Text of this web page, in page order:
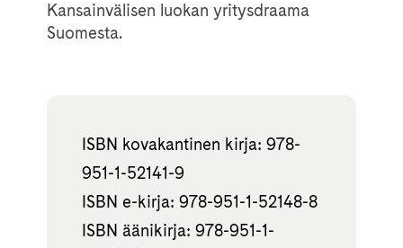
Kansainvälisen luokan yritysdraama
Suomesta.
ISBN kovakantinen kirja: 978-
951-1-52141-9
ISBN e-kirja: 978-951-1-52148-8
ISBN äänikirja: 978-951-1-